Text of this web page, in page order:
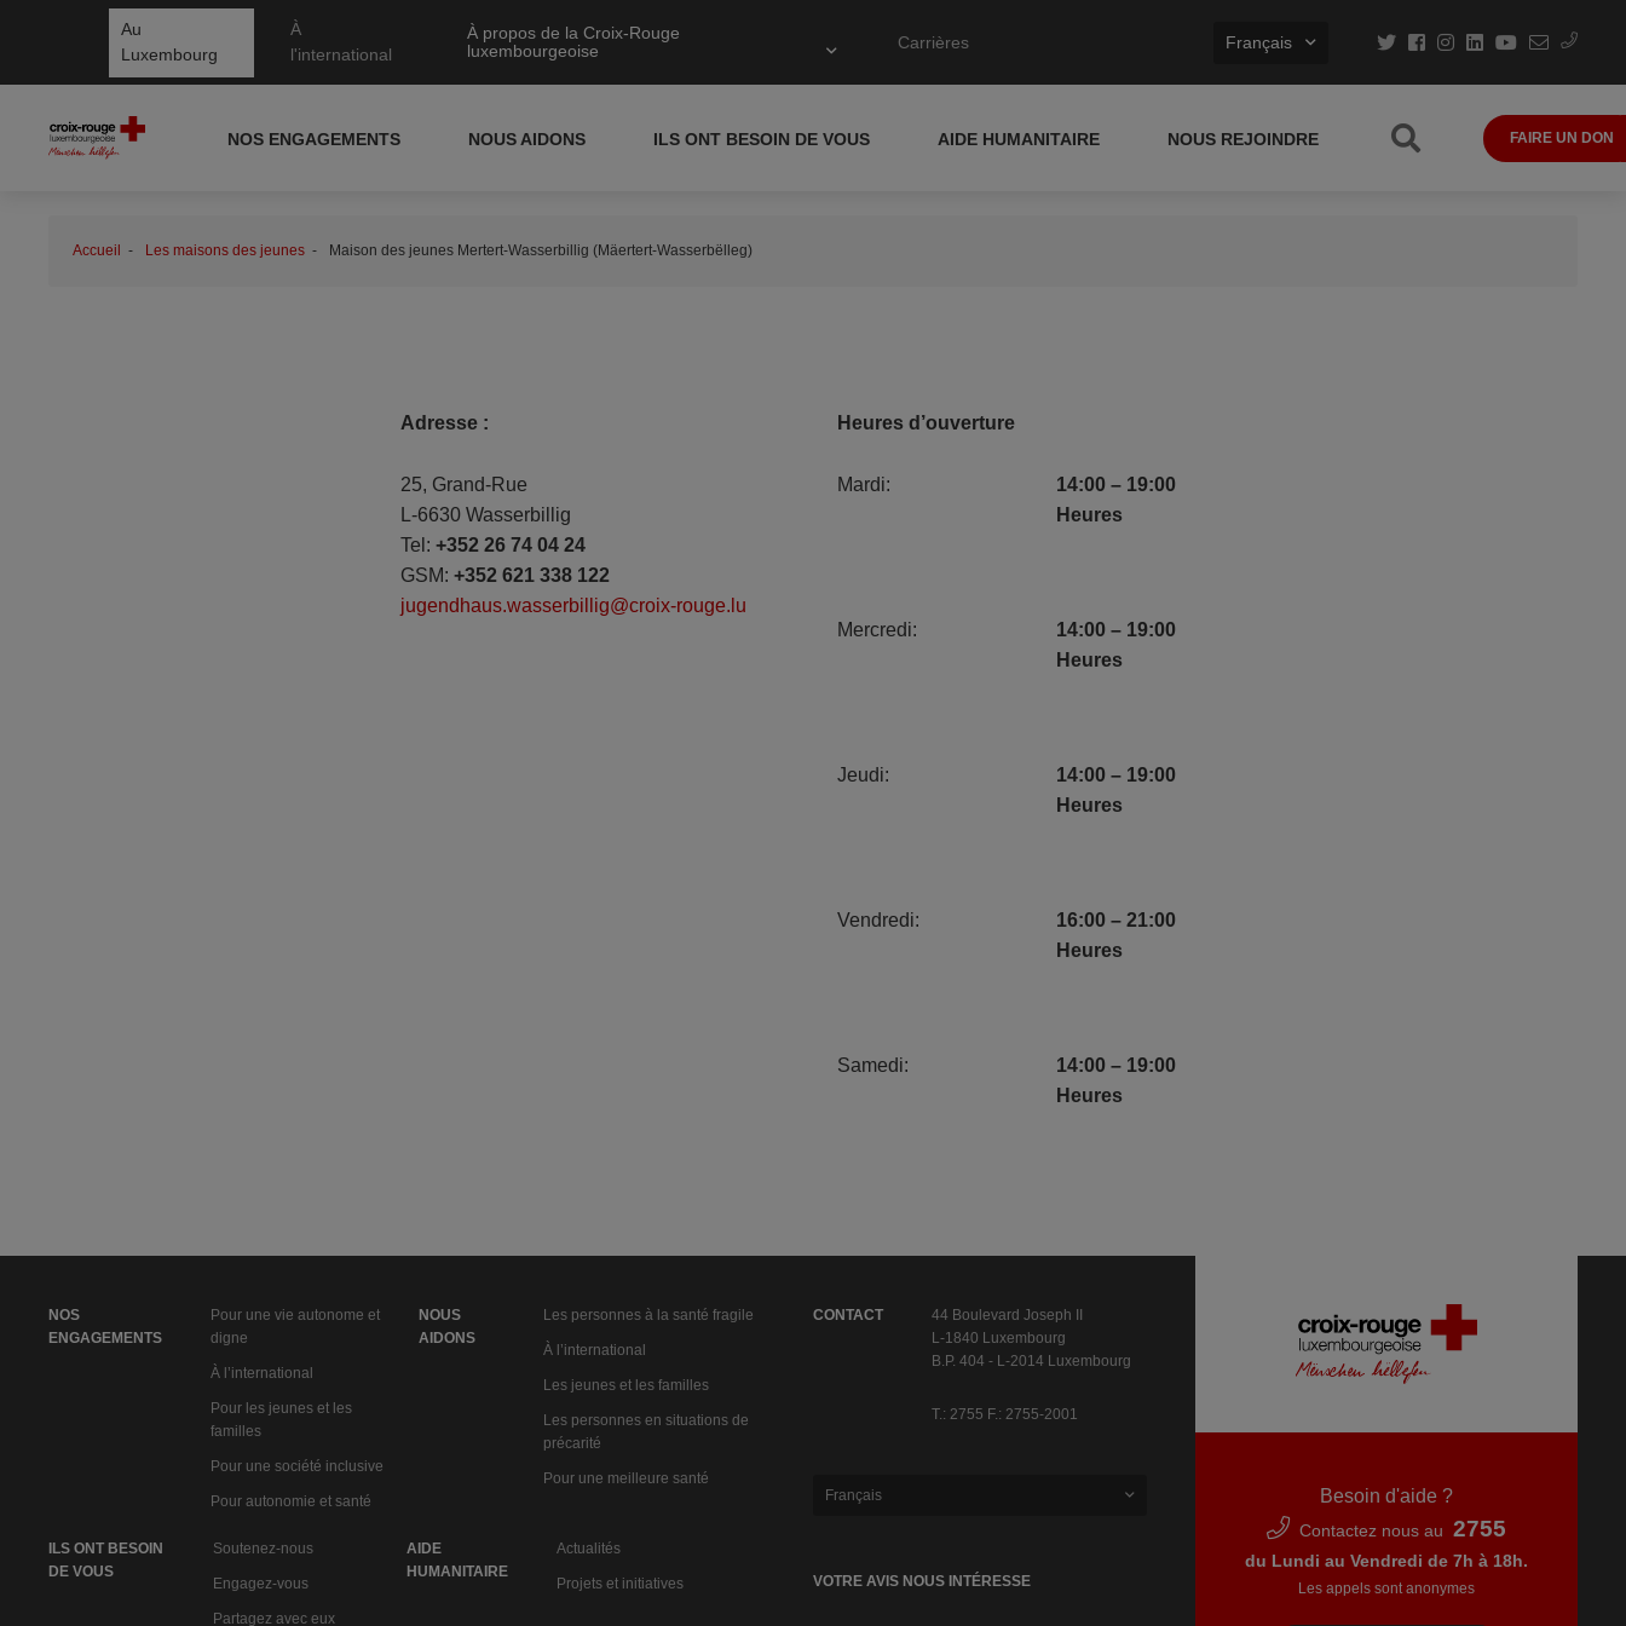
Au
Luxembourg
À
l'international
À propos de la Croix-Rouge
luxembourgeoise
Carrières Français
NOS ENGAGEMENTS NOUS AIDONS ILS ONT BESOIN DE VOUS AIDE HUMANITAIRE NOUS REJOINDRE FAIRE UN DON
Accueil Les maisons des jeunes Maison des jeunes Mertert-Wasserbillig (Mäertert-Wasserbëlleg)
Adresse :
25, Grand-Rue
L-6630 Wasserbillig
Tel: +352 26 74 04 24
GSM: +352 621 338 122
jugendhaus.wasserbillig@croix-rouge.lu
Heures d’ouverture
Mardi:
14:00 – 19:00
Heures
Mercredi:
14:00 – 19:00
Heures
Jeudi:
14:00 – 19:00
Heures
Vendredi:
16:00 – 21:00
Heures
Samedi:
14:00 – 19:00
Heures
NOS
ENGAGEMENTS
Pour une vie autonome et
digne
À l’international
Pour les jeunes et les
familles
Pour une société inclusive
Pour autonomie et santé
NOUS
AIDONS
Les personnes à la santé fragile
À l’international
Les jeunes et les familles
Les personnes en situations de
précarité
Pour une meilleure santé
ILS ONT BESOIN
DE VOUS
Soutenez-nous
Engagez-vous
Partagez avec eux
AIDE
HUMANITAIRE
Actualités
Projets et initiatives
CONTACT
44 Boulevard Joseph II
L-1840 Luxembourg
B.P. 404 - L-2014 Luxembourg
T.: 2755 F.: 2755-2001
Français
VOTRE AVIS NOUS INTÉRESSE
Besoin d'aide ?
Contactez nous au 2755
du Lundi au Vendredi de 7h à 18h.
Les appels sont anonymes